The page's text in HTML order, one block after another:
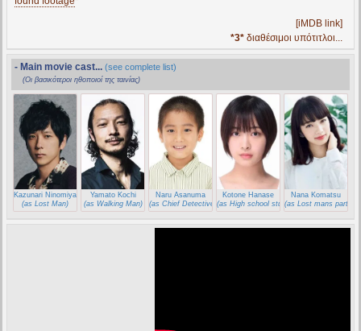
[iMDB link]
*3* διαθέσιμοι υπότιτλοι...
- Main movie cast... (see complete list)
(Οι βασικότεροι ηθοποιοί της ταινίας)
Kazunari Ninomiya
(as Lost Man)
Yamato Kochi
(as Walking Man)
Naru Asanuma
(as Chief Detective)
Kotone Hanase
(as High school student)
Nana Komatsu
(as Lost mans partner)